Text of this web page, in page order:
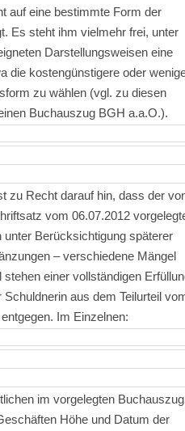
auf eine bestimmte Form der
Es steht ihm vielmehr frei, unter
Darstellungsweisen eine
die kostengünstigere oder
zu wählen (vgl. zu diesen
Buchauszug BGH a.a.O.).
zu Recht darauf hin, dass der
vom 06.07.2012
unter Berücksichtigung späterer
– verschiedene Mängel
einer vollständigen
Schuldnerin aus dem Teilurteil
Im Einzelnen:
im vorgelegten Buchauszug
Höhe und Datum der